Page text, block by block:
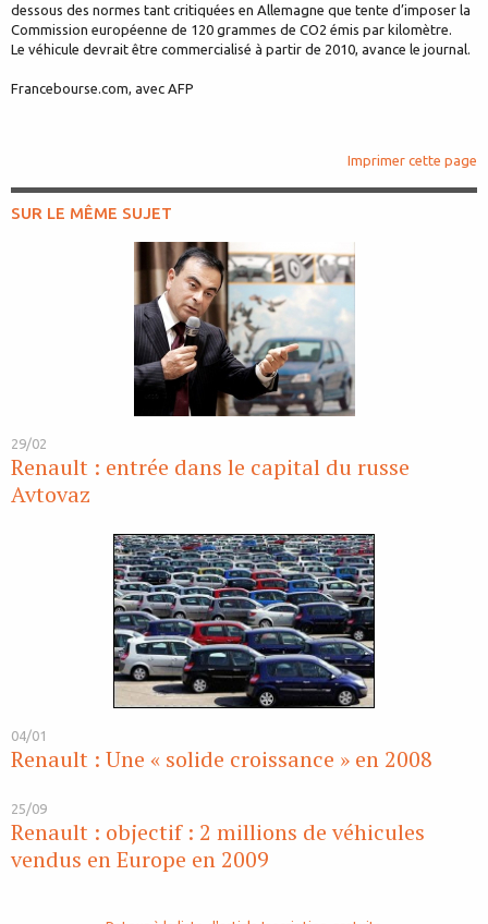
dessous des normes tant critiquées en Allemagne que tente d’imposer la
Commission européenne de 120 grammes de CO2 émis par kilomètre.
Le véhicule devrait être commercialisé à partir de 2010, avance le journal.
Francebourse.com, avec AFP
Imprimer cette page
SUR LE MÊME SUJET
29/02
Renault : entrée dans le capital du russe
Avtovaz
04/01
Renault : Une « solide croissance » en 2008
25/09
Renault : objectif : 2 millions de véhicules
vendus en Europe en 2009